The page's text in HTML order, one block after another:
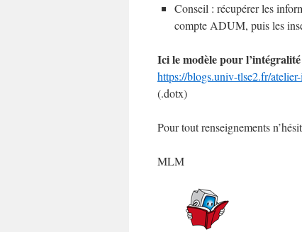
Conseil : récupérer les
compte ADUM, puis les
Ici le modèle pour
https://blogs.univ-tlse2.fr/
(.dotx)
Pour tout renseignements
MLM